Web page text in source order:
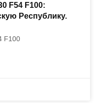
F54 F100:
Республику.
F100